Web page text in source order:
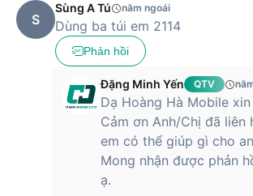
S
Sùng A Tú năm ngoái
Dùng ba túi em 2114
Phản hồi
Đặng Minh Yến QTV
Dạ Hoàng Hà Mobile
Cảm ơn Anh/Chị đã liên
em có thể giúp gì cho
Mong nhận được phản
ạ.